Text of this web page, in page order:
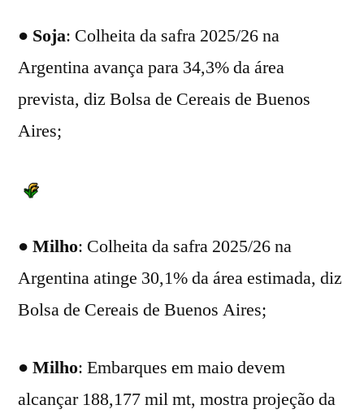
● Soja: Colheita da safra 2025/26 na
Argentina avança para 34,3% da área
prevista, diz Bolsa de Cereais de Buenos
Aires;
● Milho: Colheita da safra 2025/26 na
Argentina atinge 30,1% da área estimada, diz
Bolsa de Cereais de Buenos Aires;
● Milho: Embarques em maio devem
alcançar 188,177 mil mt, mostra projeção da